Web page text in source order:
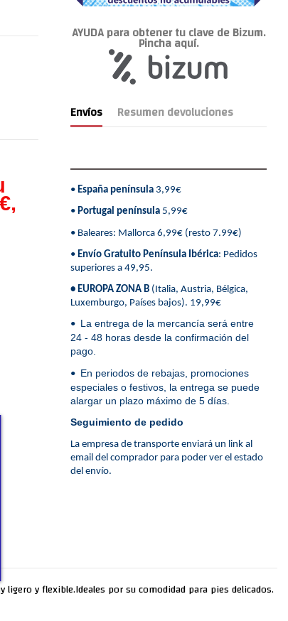
AYUDA para obtener tu clave de Bizum.
Pincha aquí.
Envíos Resumen devoluciones
• España península3,99€
• Portugal península5,99€
• Baleares: Mallorca 6,99€ (resto 7.99€)
• Envío Gratuito Península Ibérica: Pedidos
superiores a 49,95.
• EUROPA ZONA B(Italia, Austria, Bélgica,
Luxemburgo, Países bajos). 19,99€
• La entrega de la mercancía será entre
24 - 48 horas desde la confirmación del
pago.
• En periodos de rebajas, promociones
especiales o festivos, la entrega se puede
alargar un plazo máximo de 5 días.
Seguimiento de pedido
La empresa de transporte enviará un link al
email del comprador para poder ver el estado
del envío.
y flexible.Ideales por su comodidad para pies delicados.